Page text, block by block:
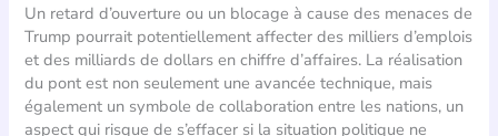
Un retard d’ouverture ou un blocage à cause des menaces de
Trump pourrait potentiellement affecter des milliers d’emplois
et des milliards de dollars en chiffre d’affaires. La réalisation
du pont est non seulement une avancée technique, mais
également un symbole de collaboration entre les nations, un
aspect qui risque de s’effacer si la situation politique ne